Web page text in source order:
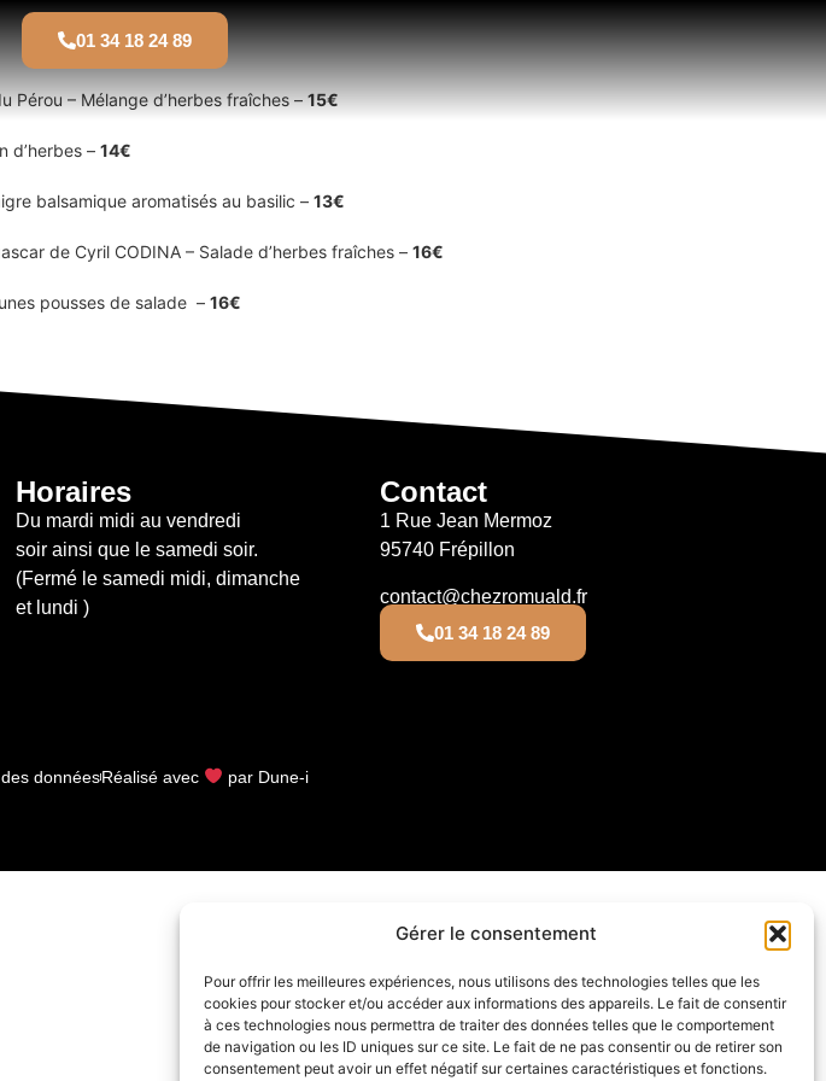
Gérer le consentement
Pour offrir les meilleures expériences, nous utilisons des technologies telles que les
cookies pour stocker et/ou accéder aux informations des appareils. Le fait de consentir
à ces technologies nous permettra de traiter des données telles que le comportement
de navigation ou les ID uniques sur ce site. Le fait de ne pas consentir ou de retirer son
consentement peut avoir un effet négatif sur certaines caractéristiques et fonctions.
01 34 18 24 89
Pérou – Mélange d’herbes fraîches –15€
d’herbes – 14€
balsamique aromatisés au basilic – 13€
de Cyril CODINA – Salade d’herbes fraîches – 16€
pousses de salade – 16€
Horaires
Du mardi midi au vendredi
soir ainsi que le samedi soir.
(Fermé le samedi midi, dimanche
et lundi )
Contact
1 Rue Jean Mermoz
95740 Frépillon
contact@chezromuald.fr
01 34 18 24 89
donnéesRéalisé avec par Dune-i